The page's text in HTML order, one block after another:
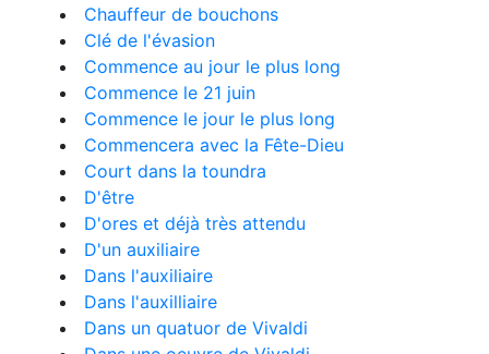
Chauffeur de bouchons
Clé de l'évasion
Commence au jour le plus long
Commence le 21 juin
Commence le jour le plus long
Commencera avec la Fête-Dieu
Court dans la toundra
D'être
D'ores et déjà très attendu
D'un auxiliaire
Dans l'auxiliaire
Dans l'auxilliaire
Dans un quatuor de Vivaldi